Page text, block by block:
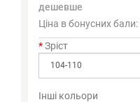
дешевше
Ціна в бонусних бали:
Зріст
Інші кольори